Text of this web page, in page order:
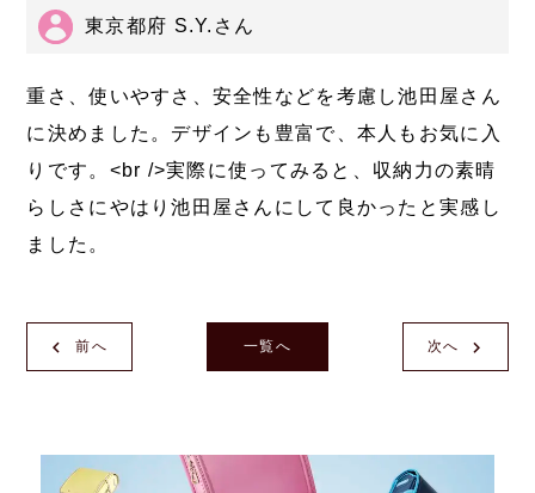
東京都府 S.Y.さん
重さ、使いやすさ、安全性などを考慮し池田屋さん
に決めました。デザインも豊富で、本人もお気に入
りです。<br />実際に使ってみると、収納力の素晴
らしさにやはり池田屋さんにして良かったと実感し
ました。
前へ 次へ
一覧へ